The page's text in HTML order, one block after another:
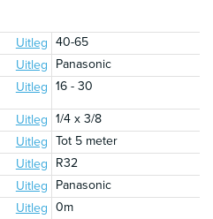
Uitleg 40-65
Uitleg Panasonic
Uitleg 16 - 30
Uitleg 1/4 x 3/8
Uitleg Tot 5 meter
Uitleg R32
Uitleg Panasonic
Uitleg 0m